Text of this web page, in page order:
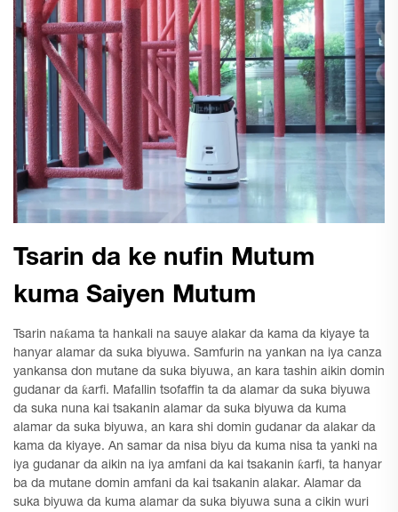
Tsarin da ke nufin Mutum
kuma Saiyen Mutum
Tsarin naƙama ta hankali na sauye alakar da kama da kiyaye ta
hanyar alamar da suka biyuwa. Samfurin na yankan na iya canza
yankansa don mutane da suka biyuwa, an kara tashin aikin domin
gudanar da ƙarfi. Mafallin tsofaffin ta da alamar da suka biyuwa
da suka nuna kai tsakanin alamar da suka biyuwa da kuma
alamar da suka biyuwa, an kara shi domin gudanar da alakar da
kama da kiyaye. An samar da nisa biyu da kuma nisa ta yanki na
iya gudanar da aikin na iya amfani da kai tsakanin ƙarfi, ta hanyar
ba da mutane domin amfani da kai tsakanin alakar. Alamar da
suka biyuwa da kuma alamar da suka biyuwa suna a cikin wuri